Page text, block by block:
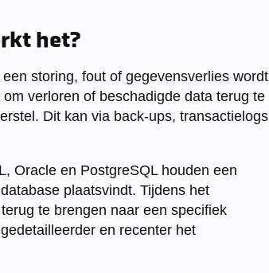
het?
storing, fout of gegevensverlies wordt
verloren of beschadigde data terug te
Dit kan via back-ups, transactielogs
Oracle en PostgreSQL houden een
plaatsvindt. Tijdens het
te brengen naar een specifiek
en recenter het